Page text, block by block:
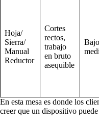
Hoja/
Sierra/
Manual
Reductor
Cortes
rectos,
trabajo
en bruto
asequible
En esta mesa es donde los
creer que un dispositivo